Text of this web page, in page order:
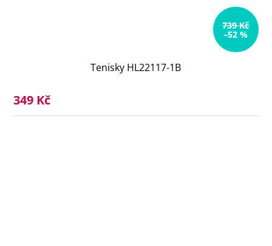
739 Kč
–52 %
Tenisky HL22117-1B
349 Kč